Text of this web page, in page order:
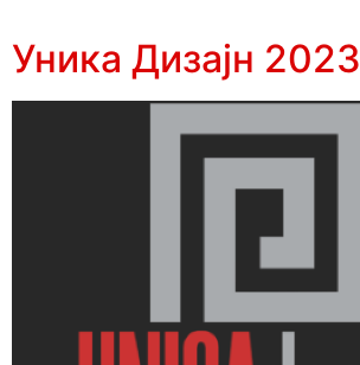
Уника Дизајн 2023